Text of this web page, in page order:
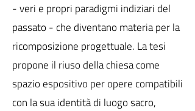
- veri e propri paradigmi indiziari del
passato - che diventano materia per la
ricomposizione progettuale. La tesi
propone il riuso della chiesa come
spazio espositivo per opere compatibili
con la sua identità di luogo sacro,